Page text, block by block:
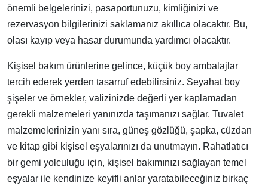
önemli belgelerinizi, pasaportunuzu, kimliğinizi ve
rezervasyon bilgilerinizi saklamanız akıllıca olacaktır. Bu,
olası kayıp veya hasar durumunda yardımcı olacaktır.
Kişisel bakım ürünlerine gelince, küçük boy ambalajlar
tercih ederek yerden tasarruf edebilirsiniz. Seyahat boy
şişeler ve örnekler, valizinizde değerli yer kaplamadan
gerekli malzemeleri yanınızda taşımanızı sağlar. Tuvalet
malzemelerinizin yanı sıra, güneş gözlüğü, şapka, cüzdan
ve kitap gibi kişisel eşyalarınızı da unutmayın. Rahatlatıcı
bir gemi yolculuğu için, kişisel bakımınızı sağlayan temel
eşyalar ile kendinize keyifli anlar yaratabileceğiniz birkaç